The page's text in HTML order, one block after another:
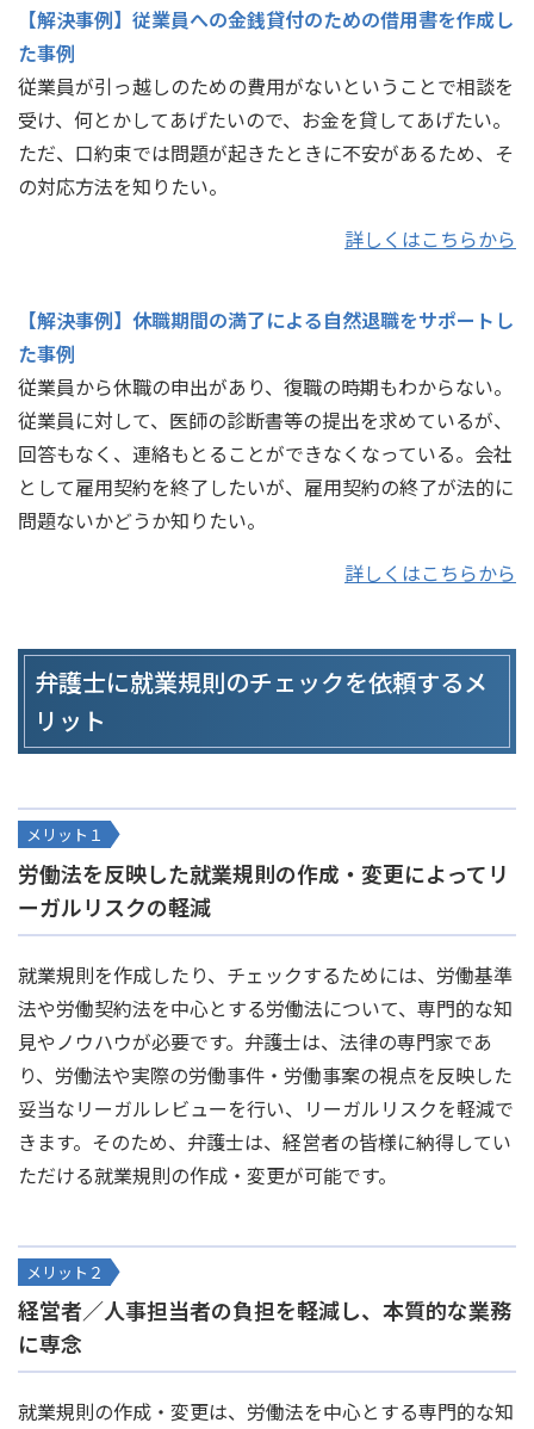
【解決事例】従業員への金銭貸付のための借用書を作成し
た事例
従業員が引っ越しのための費用がないということで相談を
受け、何とかしてあげたいので、お金を貸してあげたい。
ただ、口約束では問題が起きたときに不安があるため、そ
の対応方法を知りたい。
詳しくはこちらから
【解決事例】休職期間の満了による自然退職をサポートし
た事例
従業員から休職の申出があり、復職の時期もわからない。
従業員に対して、医師の診断書等の提出を求めているが、
回答もなく、連絡もとることができなくなっている。会社
として雇用契約を終了したいが、雇用契約の終了が法的に
問題ないかどうか知りたい。
詳しくはこちらから
弁護士に就業規則のチェックを依頼するメ
リット
メリット１
労働法を反映した就業規則の作成・変更によってリ
ーガルリスクの軽減
就業規則を作成したり、チェックするためには、労働基準
法や労働契約法を中心とする労働法について、専門的な知
見やノウハウが必要です。弁護士は、法律の専門家であ
り、労働法や実際の労働事件・労働事案の視点を反映した
妥当なリーガルレビューを行い、リーガルリスクを軽減で
きます。そのため、弁護士は、経営者の皆様に納得してい
ただける就業規則の作成・変更が可能です。
メリット２
経営者／人事担当者の負担を軽減し、本質的な業務
に専念
就業規則の作成・変更は、労働法を中心とする専門的な知